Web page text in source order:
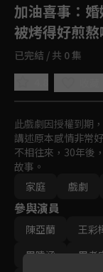
加油喜事 ：
被烤得好煎
已完結 / 共 0 集
此戲劇因授權到期
講述原本感情非常
不相往來，30年後
故事。
家庭
戲劇
參與演員
陳亞蘭 王彩
周曉涵
周孝